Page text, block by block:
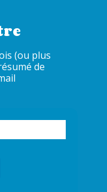
(ou plus
de